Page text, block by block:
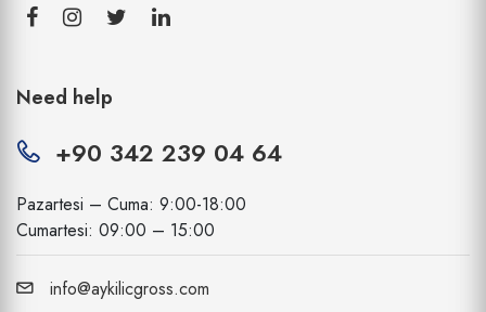
Need help
+90 342 239 04 64
Pazartesi – Cuma: 9:00-18:00
Cumartesi: 09:00 – 15:00
info@aykilicgross.com